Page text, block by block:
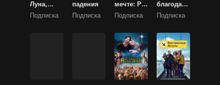
Луна,
часть 1:
Подписка
падения
Подписка
мечте: Раз
и
Подписка
благодаре
ния
Подписка